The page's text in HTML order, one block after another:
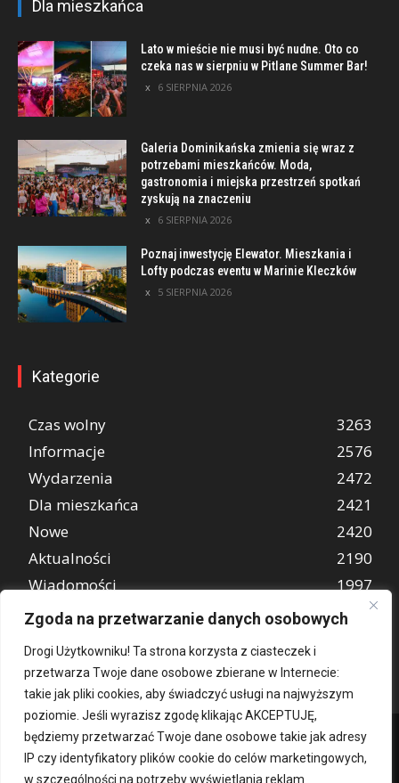
Zgoda na przetwarzanie danych osobowych
Drogi Użytkowniku! Ta strona korzysta z ciasteczek i
przetwarza Twoje dane osobowe zbierane w Internecie:
takie jak pliki cookies, aby świadczyć usługi na najwyższym
poziomie. Jeśli wyrazisz zgodę klikając AKCEPTUJĘ,
będziemy przetwarzać Twoje dane osobowe takie jak adresy
IP czy identyfikatory plików cookie do celów marketingowych,
w szczególności na potrzeby wyświetlania reklam
Dla mieszkańca
Lato w mieście nie musi być nudne. Oto co
czeka nas w sierpniu w Pitlane Summer Bar!
6 SIERPNIA 2026
Galeria Dominikańska zmienia się wraz z
potrzebami mieszkańców. Moda,
gastronomia i miejska przestrzeń spotkań
zyskują na znaczeniu
6 SIERPNIA 2026
Poznaj inwestycję Elewator. Mieszkania i
Lofty podczas eventu w Marinie Kleczków
5 SIERPNIA 2026
Kategorie
Czas wolny
3263
Informacje
2576
Wydarzenia
2472
Dla mieszkańca
2421
Nowe
2420
Aktualności
2190
Wiadomości
1997
REKLAMA
849